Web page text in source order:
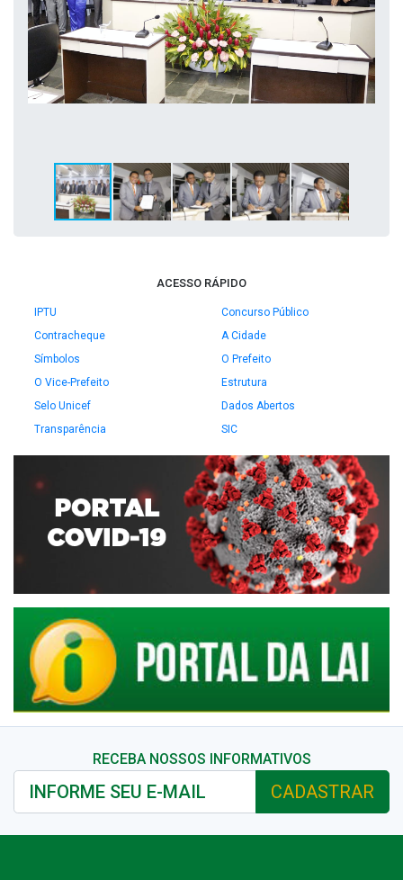
ACESSO RÁPIDO
IPTU
Concurso Público
Contracheque
A Cidade
Símbolos
O Prefeito
O Vice-Prefeito
Estrutura
Selo Unicef
Dados Abertos
Transparência
SIC
RECEBA NOSSOS INFORMATIVOS
CADASTRAR